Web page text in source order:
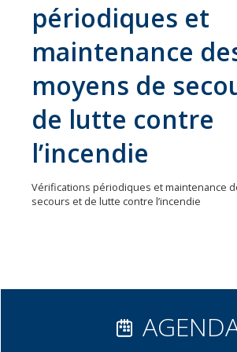
31
communes
Naturéo
Office
de
Tourisme
Mobilité
périodiques et
maintenance
moyens de
de lutte contre
l’incendie
Vérifications périodiques et maintenance
secours et de lutte contre l’incendie